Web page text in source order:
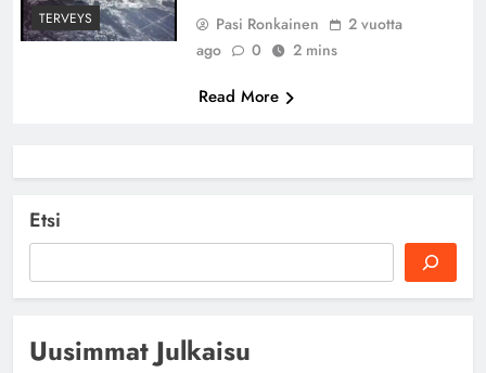
TERVEYS
Pasi Ronkainen
2 vuotta
ago
0 2 mins
Read More
Etsi
Uusimmat Julkaisu